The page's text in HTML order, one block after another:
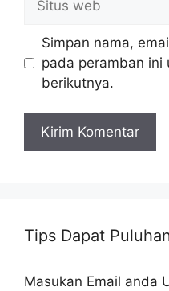
web
Simpan nama,
pada peramban ini
berikutnya.
Tips Dapat
Masukan Email anda